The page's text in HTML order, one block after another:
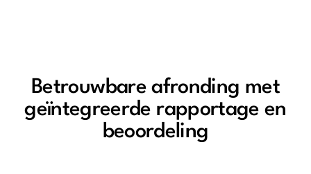
Betrouwbare afronding met
geïntegreerde rapportage en
beoordeling